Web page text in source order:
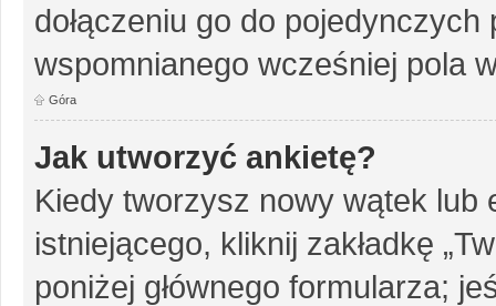
dołączeniu go do
wspomnianego wcześniej pola
Góra
Jak utworzyć ankietę?
Kiedy tworzysz nowy wątek lub
istniejącego, kliknij zakładkę
poniżej głównego formularza;